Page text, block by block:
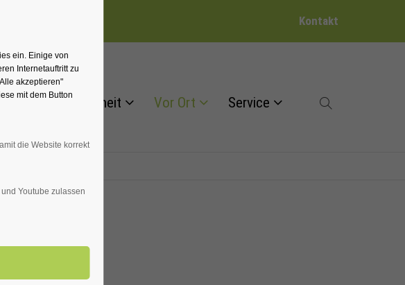
Kontakt
Für Ihre Gesundheit Vor Ort Service
ein. Einige von
Internetauftritt zu
akzeptieren"
mit dem Button
die Website korrekt
Youtube zulassen